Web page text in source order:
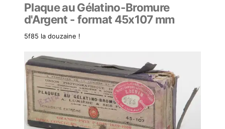
Plaque au Gélatino-Bromure
d'Argent - format 45x107 mm
5f85 la douzaine !